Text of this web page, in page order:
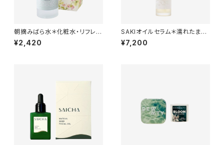
朝摘みばら水＊化粧水・リフレッ
シュウォーター＊手づくりコスメ
の基材などに＊
¥2,420
SAKIオイルセラム＊濡れたまま
使える濃厚な発酵オイル美容液
＊
¥7,200